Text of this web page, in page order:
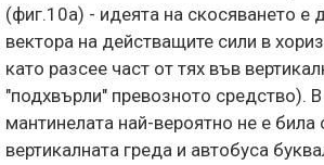
(фиг.10а) - идеята на скосяването е
вектора на действащите сили в
като разсее част от тях във
"подхвърли" превозното средство). В
мантинелата най-вероятно не е била
вертикалната греда и автобуса